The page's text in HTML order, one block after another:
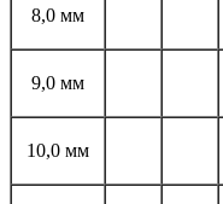
8,0 мм
9,0 мм
10,0 мм